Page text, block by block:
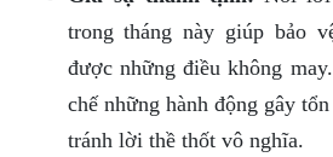
trong tháng này giúp bảo
được những điều không
chế những hành động gây
tránh lời thề thốt vô nghĩa.